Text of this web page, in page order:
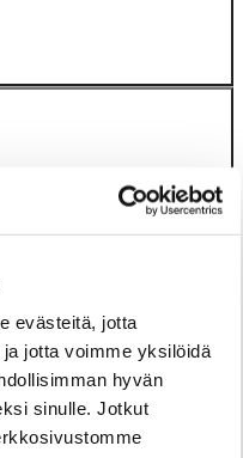
evästeitä, jotta
jotta voimme yksilöidä
hyvän
sinulle. Jotkut